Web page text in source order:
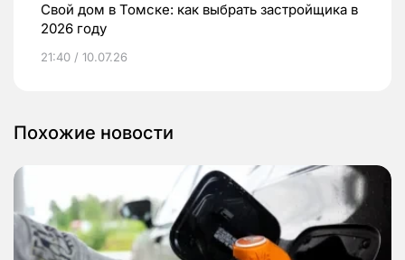
Свой дом в Томске: как выбрать застройщика в
2026 году
21:40 / 10.07.26
Похожие новости